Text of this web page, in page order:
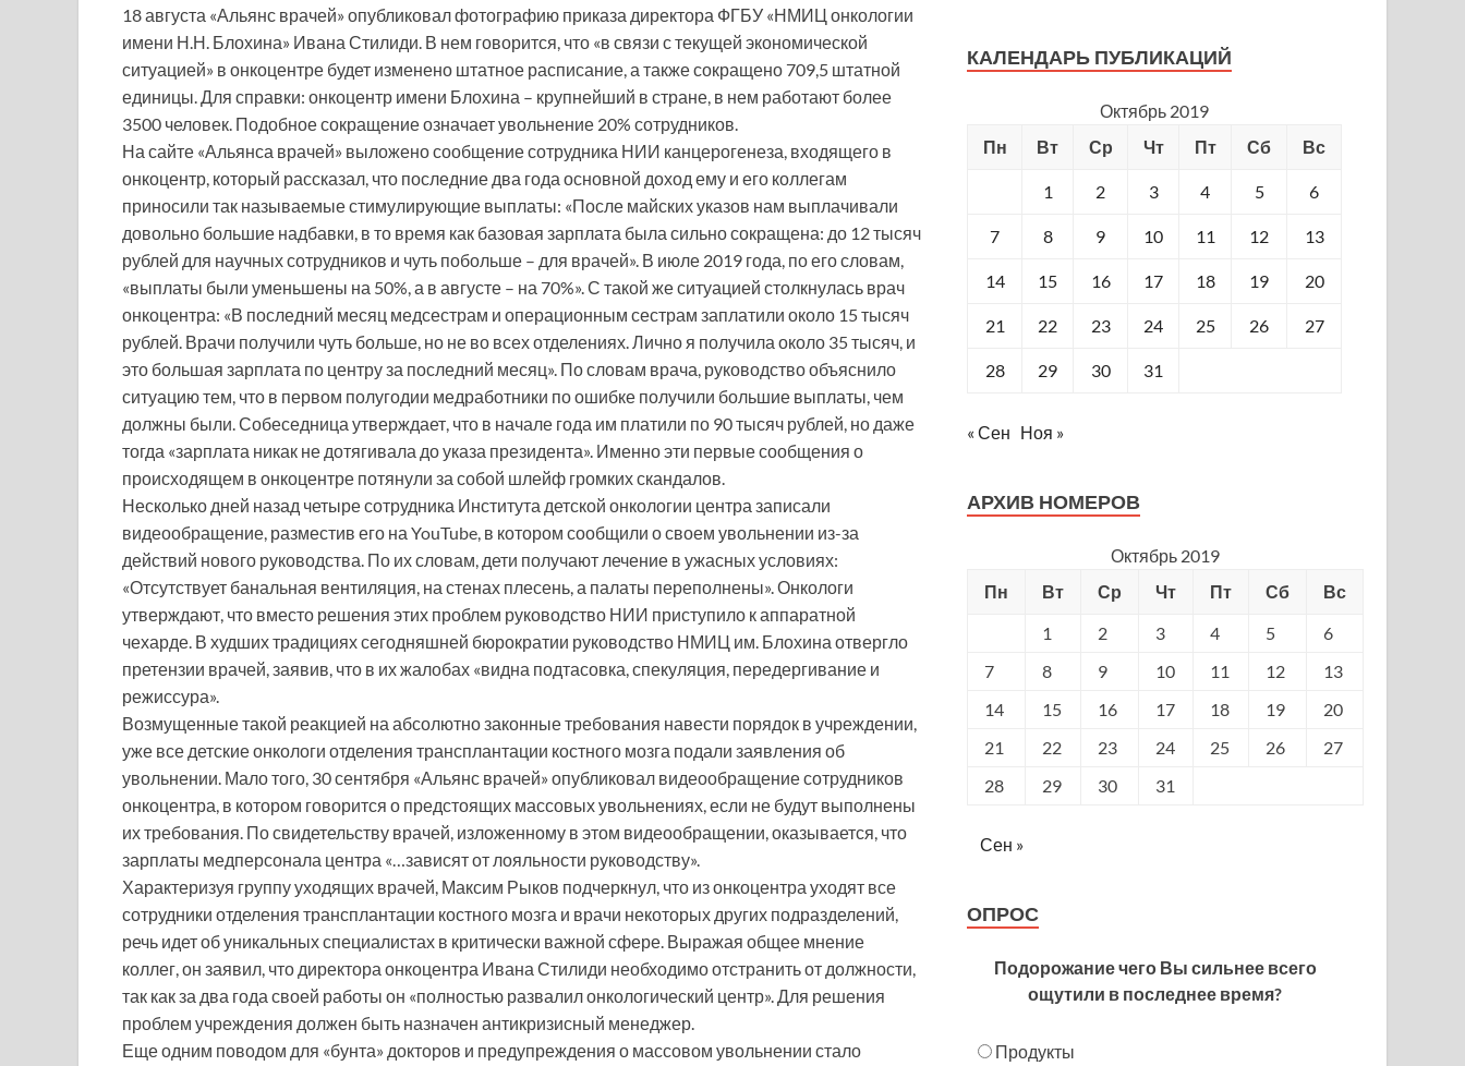
18 августа «Альянс врачей» опубликовал фотографию приказа директора ФГБУ «НМИЦ онкологии
имени Н.Н. Блохина» Ивана Стилиди. В нем говорится, что «в связи с текущей экономической
ситуацией» в онкоцентре будет изменено штатное расписание, а также сокращено 709,5 штатной
единицы. Для справки: онкоцентр имени Блохина – крупнейший в стране, в нем работают более
3500 человек. Подобное сокращение означает увольнение 20% сотрудников.
На сайте «Альянса врачей» выложено сообщение сотрудника НИИ канцерогенеза, входящего в
онкоцентр, который рассказал, что последние два года основной доход ему и его коллегам
приносили так называемые стимулирующие выплаты: «После майских указов нам выплачивали
довольно большие надбавки, в то время как базовая зарплата была сильно сокращена: до 12 тысяч
рублей для научных сотрудников и чуть побольше – для врачей». В июле 2019 года, по его словам,
«выплаты были уменьшены на 50%, а в августе – на 70%». С такой же ситуацией столкнулась врач
онкоцентра: «В последний месяц медсестрам и операционным сестрам заплатили около 15 тысяч
рублей. Врачи получили чуть больше, но не во всех отделениях. Лично я получила около 35 тысяч, и
это большая зарплата по центру за последний месяц». По словам врача, руководство объяснило
ситуацию тем, что в первом полугодии медработники по ошибке получили большие выплаты, чем
должны были. Собеседница утверждает, что в начале года им платили по 90 тысяч рублей, но даже
тогда «зарплата никак не дотягивала до указа президента». Именно эти первые сообщения о
происходящем в онкоцентре потянули за собой шлейф громких скандалов.
Несколько дней назад четыре сотрудника Института детской онкологии центра записали
видеообращение, разместив его на YouTube, в котором сообщили о своем увольнении из-за
действий нового руководства. По их словам, дети получают лечение в ужасных условиях:
«Отсутствует банальная вентиляция, на стенах плесень, а палаты переполнены». Онкологи
утверждают, что вместо решения этих проблем руководство НИИ приступило к аппаратной
чехарде. В худших традициях сегодняшней бюрократии руководство НМИЦ им. Блохина отвергло
претензии врачей, заявив, что в их жалобах «видна подтасовка, спекуляция, передергивание и
режиссура».
Возмущенные такой реакцией на абсолютно законные требования навести порядок в учреждении,
уже все детские онкологи отделения трансплантации костного мозга подали заявления об
увольнении. Мало того, 30 сентября «Альянс врачей» опубликовал видеообращение сотрудников
онкоцентра, в котором говорится о предстоящих массовых увольнениях, если не будут выполнены
их требования. По свидетельству врачей, изложенному в этом видеообращении, оказывается, что
зарплаты медперсонала центра «…зависят от лояльности руководству».
Характеризуя группу уходящих врачей, Максим Рыков подчеркнул, что из онкоцентра уходят все
сотрудники отделения трансплантации костного мозга и врачи некоторых других подразделений,
речь идет об уникальных специалистах в критически важной сфере. Выражая общее мнение
коллег, он заявил, что директора онкоцентра Ивана Стилиди необходимо отстранить от должности,
так как за два года своей работы он «полностью развалил онкологический центр». Для решения
проблем учреждения должен быть назначен антикризисный менеджер.
Еще одним поводом для «бунта» докторов и предупреждения о массовом увольнении стало
КАЛЕНДАРЬ ПУБЛИКАЦИЙ
Октябрь 2019
Пн
Вт Ср Чт Пт Сб Вс
1 2 3 4 5 6
7 8 9 10 11 12 13
14 15 16 17 18 19 20
21 22 23 24 25 26 27
28 29 30 31
« Сен Ноя »
АРХИВ НОМЕРОВ
Октябрь 2019
Пн
Вт Ср Чт Пт Сб
Вс
1
2 3 4 5
6
7
8 9 10 11 12
13
14
15 16 17 18 19
20
21
22 23 24 25 26
27
28
29 30 31
Сен »
ОПРОС
Подорожание чего Вы сильнее всего
ощутили в последнее время?
Продукты